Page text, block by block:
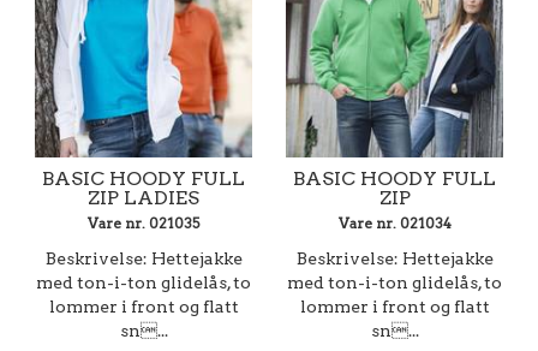
BASIC HOODY FULL
ZIP LADIES
Vare nr. 021035
Beskrivelse: Hettejakke
med ton-i-ton glidelås, to
lommer i front og flatt
sn...
BASIC HOODY FULL
ZIP
Vare nr. 021034
Beskrivelse: Hettejakke
med ton-i-ton glidelås, to
lommer i front og flatt
sn...